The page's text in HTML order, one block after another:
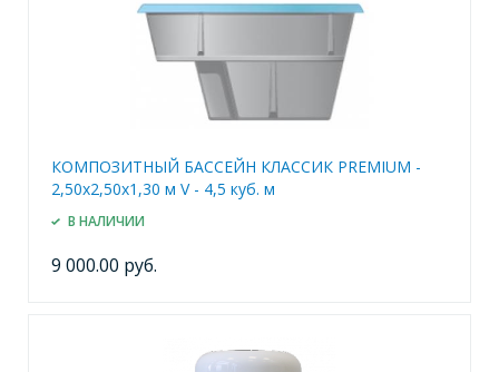
КОМПОЗИТНЫЙ БАССЕЙН КЛАССИК PREMIUM -
2,50x2,50x1,30 м V - 4,5 куб. м
В НАЛИЧИИ
9 000.00 руб.